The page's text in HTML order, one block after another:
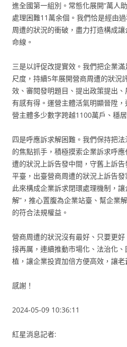
進全國第一組別。常態化展開“萬人
處理困難11萬余個。我們恰是經由
周遭的狀況的衝破，盡力打造構成讓
命線。
三是以評促改提實效。我們把企業
尺度，持續5年展開營商周遭的狀況
效、審閱發明題目、提出政策提出
有感有得。運營主體活氣明顯晉陞
營主體多少數字跨越1100萬戶、穩
四是呼應訴求解困難。我們保持把
的焦點抓手，積極摸索企業訴求呼
遭的狀況上訴告發中間，守舊上訴
平臺，出臺營商周遭的狀況上訴告
此來構成企業訴求閉環處理機制，
解”，推心置腹為企業站臺、幫企業
的符合法規權益。
營商周遭的狀況沒有最好、只要更
接再厲，連續推動市場化、法治化
植，讓企業投資加倍方便高效，讓老
感謝！
2024-05-09 10:36:11
紅星消息記者: